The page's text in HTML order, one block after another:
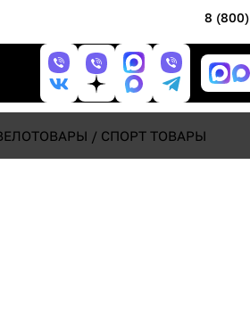
8 (800)
/ СПОРТ ТОВАРЫ